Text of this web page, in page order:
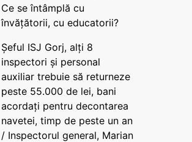
Ce se întâmplă cu
învățătorii, cu educatorii?
Șeful ISJ Gorj, alți 8
inspectori și personal
auxiliar trebuie să returneze
peste 55.000 de lei, bani
acordați pentru decontarea
navetei, timp de peste un an
/ Inspectorul general, Marian